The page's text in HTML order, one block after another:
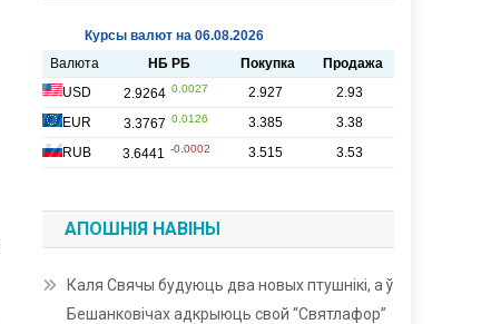
АПОШНІЯ НАВІНЫ
Каля Свячы будуюць два новых птушнікі, а ў
Бешанковічах адкрыюць свой “Святлафор”